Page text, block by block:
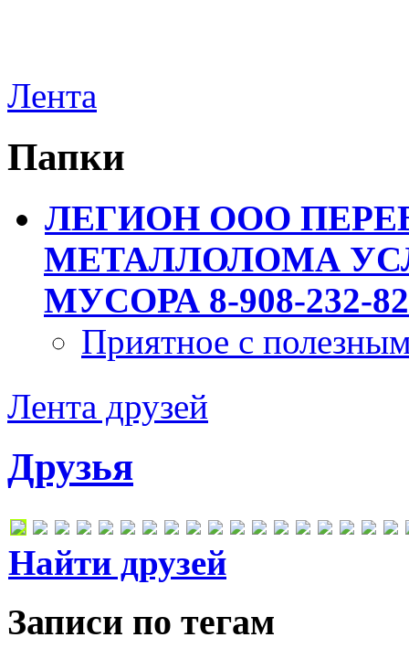
Лента
Папки
ЛЕГИОН ООО
МЕТАЛЛОЛОМА
МУСОРА 8-908-232-
Приятное с
Лента друзей
Друзья
Найти друзей
Записи по тегам